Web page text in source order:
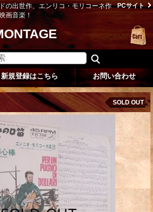
の出世作、エンリコ・モリコーネ作
画音楽！
PCサイト
新規登録はこちら お問い合わせ
SOLD OUT